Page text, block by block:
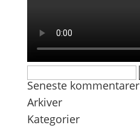
efter:
Seneste kommentarer
Arkiver
Kategorier